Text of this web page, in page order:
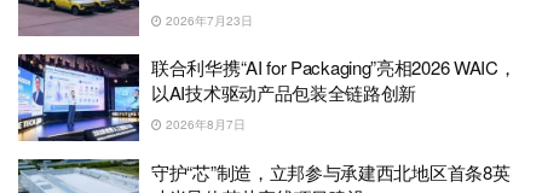
2026年7月23日
联合利华携“AI for Packaging”亮相2026 WAIC，
以AI技术驱动产品包装全链路创新
2026年8月7日
守护“芯”制造，立邦参与承建西北地区首条8英